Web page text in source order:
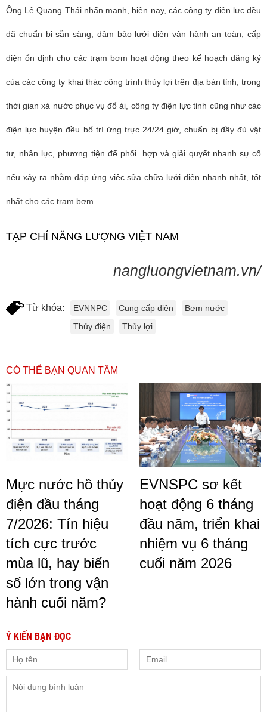
Ông Lê Quang Thái nhấn mạnh, hiện nay, các công ty điện lực đều
đã chuẩn bị sẵn sàng, đảm bảo lưới điện vận hành an toàn, cấp
điện ổn định cho các trạm bơm hoạt động theo kế hoạch đăng ký
của các công ty khai thác công trình thủy lợi trên địa bàn tỉnh; trong
thời gian xả nước phục vụ đổ ải, công ty điện lực tỉnh cũng như các
điện lực huyện đều bố trí ứng trực 24/24 giờ, chuẩn bị đầy đủ vật
tư, nhân lực, phương tiện để phối hợp và giải quyết nhanh sự cố
nếu xảy ra nhằm đáp ứng việc sửa chữa lưới điện nhanh nhất, tốt
nhất cho các trạm bơm…
TẠP CHÍ NĂNG LƯỢNG VIỆT NAM
nangluongvietnam.vn/
Từ khóa: EVNNPC Cung cấp điện
Bơm nước
Thủy điện
Thủy lợi
CÓ THỂ BẠN QUAN TÂM
Mực nước hồ thủy
điện đầu tháng
7/2026: Tín hiệu
tích cực trước
mùa lũ, hay biến
số lớn trong vận
hành cuối năm?
EVNSPC sơ kết
hoạt động 6 tháng
đầu năm, triển khai
nhiệm vụ 6 tháng
cuối năm 2026
Ý KIẾN BẠN ĐỌC